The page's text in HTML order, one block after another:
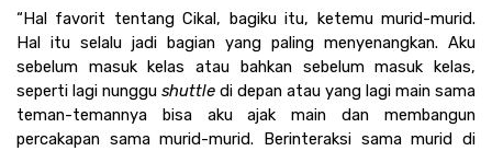
“Hal favorit tentang Cikal, bagiku itu, ketemu murid-murid.
Hal itu selalu jadi bagian yang paling menyenangkan. Aku
sebelum masuk kelas atau bahkan sebelum masuk kelas,
seperti lagi nunggu shuttle di depan atau yang lagi main sama
teman-temannya bisa aku ajak main dan membangun
percakapan sama murid-murid. Berinteraksi sama murid di